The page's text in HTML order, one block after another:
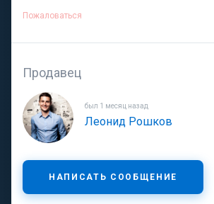
Пожаловаться
Продавец
был 1 месяц назад
Леонид Рошков
НАПИСАТЬ СООБЩЕНИЕ